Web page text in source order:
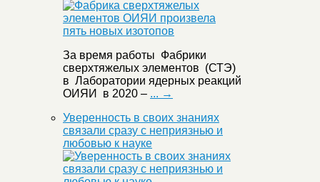
За время работы Фабрики
сверхтяжелых элементов (СТЭ)
в Лаборатории ядерных реакций
ОИЯИ в 2020 – ... →
Уверенность в своих знаниях
связали сразу с неприязнью и
любовью к науке